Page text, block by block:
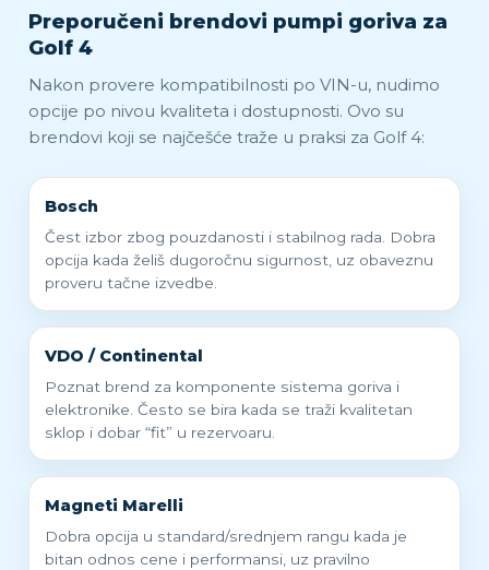
Preporučeni brendovi pumpi goriva za
Golf 4
Nakon provere kompatibilnosti po VIN-u, nudimo
opcije po nivou kvaliteta i dostupnosti. Ovo su
brendovi koji se najčešće traže u praksi za Golf 4:
Bosch
Čest izbor zbog pouzdanosti i stabilnog rada. Dobra
opcija kada želiš dugoročnu sigurnost, uz obaveznu
proveru tačne izvedbe.
VDO / Continental
Poznat brend za komponente sistema goriva i
elektronike. Često se bira kada se traži kvalitetan
sklop i dobar “fit” u rezervoaru.
Magneti Marelli
Dobra opcija u standard/srednjem rangu kada je
bitan odnos cene i performansi, uz pravilno